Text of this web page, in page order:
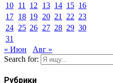
10 11 12 13 14 15 16
17 18 19 20 21 22 23
24 25 26 27 28 29 30
31
« Июн
Авг »
Search for:
Рубрики